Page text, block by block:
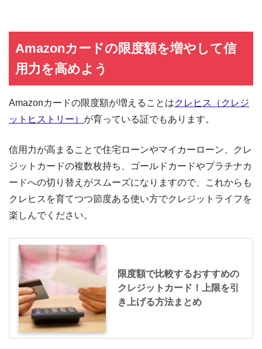
Amazonカードの限度額を増やして信
用力を高めよう
Amazonカードの限度額が増えることはクレヒス（クレジ
ットヒストリー） が育っている証でもあります。
信用力が高まることで住宅ローンやマイカーローン、クレ
ジットカードの複数枚持ち、ゴールドカードやプラチナカ
ードへの切り替えがスムーズになりますので、これからも
クレヒスを育てつつ節度ある使い方でクレジットライフを
楽しんでください。
限度額で比較するおすすめの
クレジットカード！上限を引
き上げる方法まとめ